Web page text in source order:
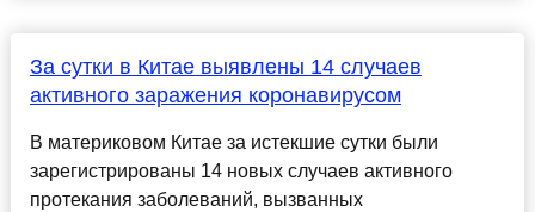
За сутки в Китае выявлены 14 случаев
активного заражения коронавирусом
В материковом Китае за истекшие сутки были
зарегистрированы 14 новых случаев активного
протекания заболеваний, вызванных